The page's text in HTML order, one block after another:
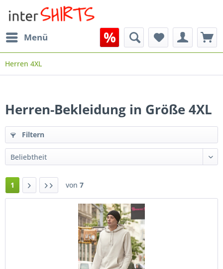
Menü
Herren 4XL
Herren-Bekleidung in Größe 4XL
Filtern
1 von 7